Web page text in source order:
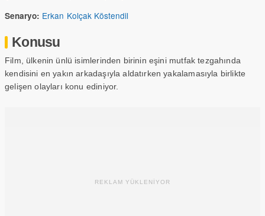
Senaryo: Erkan Kolçak Köstendil
Konusu
Film, ülkenin ünlü isimlerinden birinin eşini mutfak tezgahında
kendisini en yakın arkadaşıyla aldatırken yakalamasıyla birlikte
gelişen olayları konu ediniyor.
REKLAM YÜKLENİYOR